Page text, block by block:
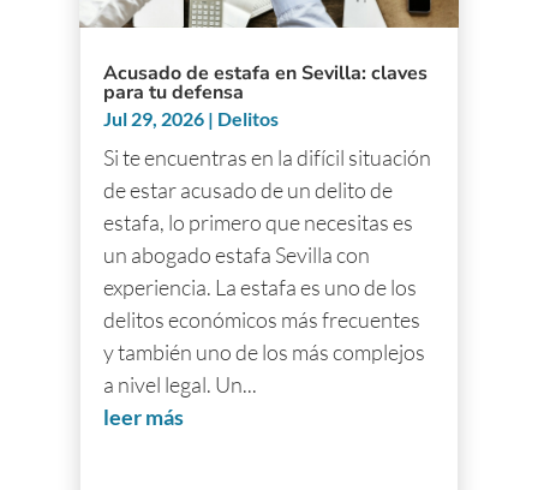
Acusado de estafa en Sevilla: claves
para tu defensa
Jul 29, 2026 | Delitos
Si te encuentras en la difícil situación
de estar acusado de un delito de
estafa, lo primero que necesitas es
un abogado estafa Sevilla con
experiencia. La estafa es uno de los
delitos económicos más frecuentes
y también uno de los más complejos
a nivel legal. Un...
leer más